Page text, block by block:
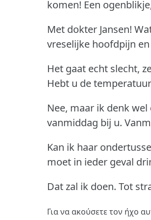
komen! Een
Met dokter Jansen!
vreselijke hoofdpijn
Het gaat echt slecht,
Hebt u de
Nee, maar ik denk
vanmiddag bij u.
Kan ik haar
moet in ieder geval
Dat zal ik doen. Tot
Για να ακούσετε τον ήχο